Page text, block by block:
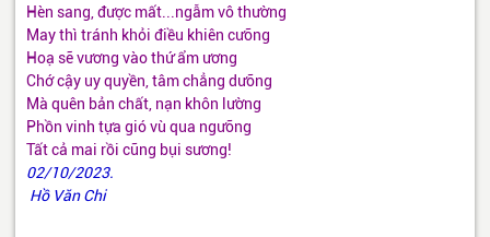
Hèn sang, được mất...ngẫm vô thường
May thì tránh khỏi điều khiên cưỡng
Hoạ sẽ vương vào thứ ẩm ương
Chớ cậy uy quyền, tâm chẳng dưỡng
Mà quên bản chất, nạn khôn lường
Phồn vinh tựa gió vù qua ngưỡng
Tất cả mai rồi cũng bụi sương!
02/10/2023.
Hồ Văn Chi